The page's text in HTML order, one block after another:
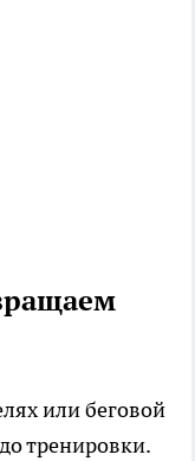
или беговой
тренировки.